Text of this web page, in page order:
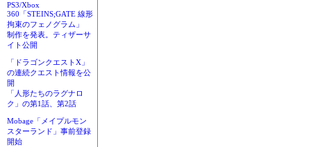
PS3/Xbox
360「STEINS;GATE 線形
拘束のフェノグラム」
制作を発表。ティザーサ
イト公開
「ドラゴンクエストX」
の連続クエスト情報を公
開
「人形たちのラグナロ
ク」の第1話、第2話
Mobage「メイプルモン
スターランド」事前登録
開始